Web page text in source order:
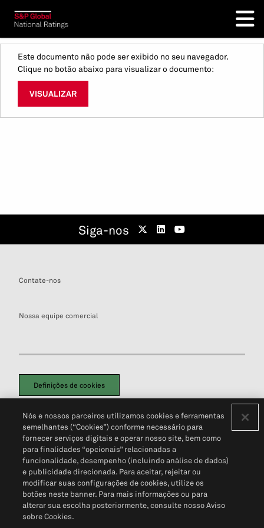
Este documento não pode ser exibido no seu navegador.
Clique no botão abaixo para visualizar o documento:
VISUALIZAR
Siga-nos
Contate-nos
Nossa equipe comercial
Definições de cookies
Política de PrivacidadePortal de privacidade do cliente (em inglês)
Não Venda Minhas Informações Pessoais© 2026 S&P Global
Nós e nossos parceiros utilizamos cookies e ferramentas
semelhantes (“Cookies”) conforme necessário para
fornecer serviços digitais e operar nosso site, bem como
para finalidades “opcionais” relacionadas a
funcionalidade, desempenho (incluindo análise de dados)
e publicidade direcionada. Para aceitar, rejeitar ou
modificar suas configurações de cookies, utilize os
botões neste banner. Para mais informações ou para
alterar sua escolha posteriormente, consulte nosso Aviso
sobre Cookies.